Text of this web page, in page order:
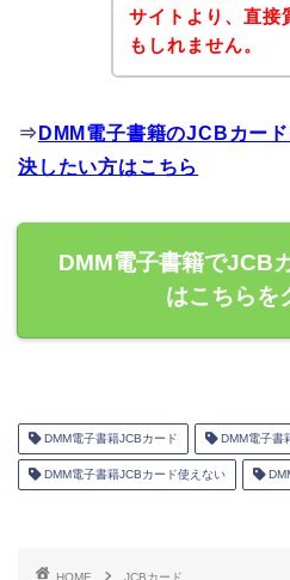
サイトより、直接
もしれません。
⇒ DMM電子書籍のJCBカー
決したい方はこちら
DMM電子書籍でJCB
はこちらを
DMM電子書籍JCBカード DMM電子書
DMM電子書籍JCBカード使えない
HOME JCBカード